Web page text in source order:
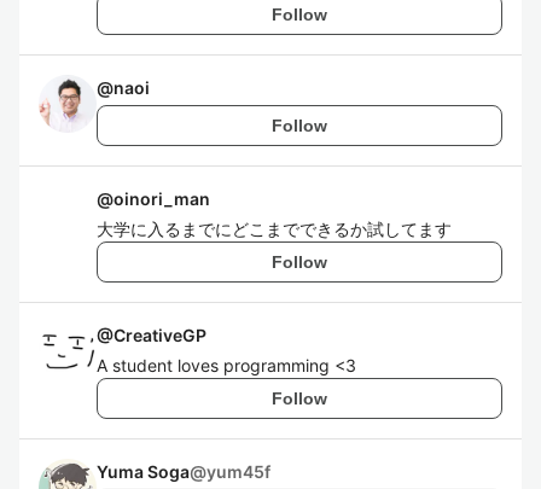
Follow
@naoi
Follow
@oinori_man
大学に入るまでにどこまでできるか試してます
Follow
@CreativeGP
A student loves programming <3
Follow
Yuma Soga@yum45f